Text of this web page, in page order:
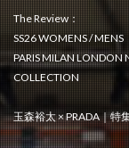
The Review：
SS26 WOMENS / MENS
PARIS MILAN LONDON
COLLECTION
玉森裕太 × PRADA｜特